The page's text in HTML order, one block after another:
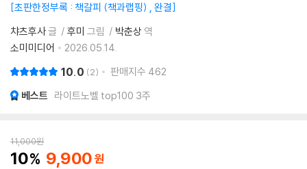
초판한정부록 : 책갈피 (책과랩핑) , 완결
챠츠후사글 후미 그림 박춘상 역
소미미디어
2026.05.14.
10.0 2 판매지수 462
베스트 라이트노벨 top100 3주
11,000원
10 9,900